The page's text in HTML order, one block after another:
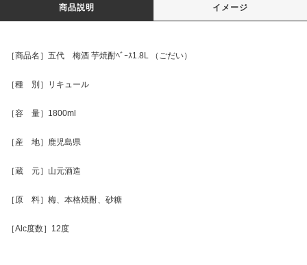
商品説明 イメージ
［商品名］五代 梅酒 芋焼酎ﾍﾞｰｽ1.8L （ごだい）
［種 別］リキュール
［容 量］1800ml
［産 地］鹿児島県
［蔵 元］山元酒造
［原 料］梅、本格焼酎、砂糖
［Alc度数］12度